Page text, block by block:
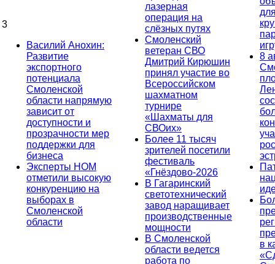
3
Василий Анохин:
Развитие
экспортного
потенциала
Смоленской
области напрямую
зависит от
доступности и
прозрачности мер
поддержки для
бизнеса
Эксперты НОМ
отметили высокую
конкуренцию на
выборах в
Смоленской
области
лазерная
операция на
слёзных путях
Смоленский
ветеран СВО
Дмитрий Кирюшин
принял участие во
Всероссийском
шахматном
турнире
«Шахматы для
СВОих»
Более 11 тысяч
зрителей посетили
фестиваль
«Гнёздово-2026
В Гагаринский
светотехнический
завод наращивает
производственные
мощности
В Смоленской
области ведется
работа по
8
в